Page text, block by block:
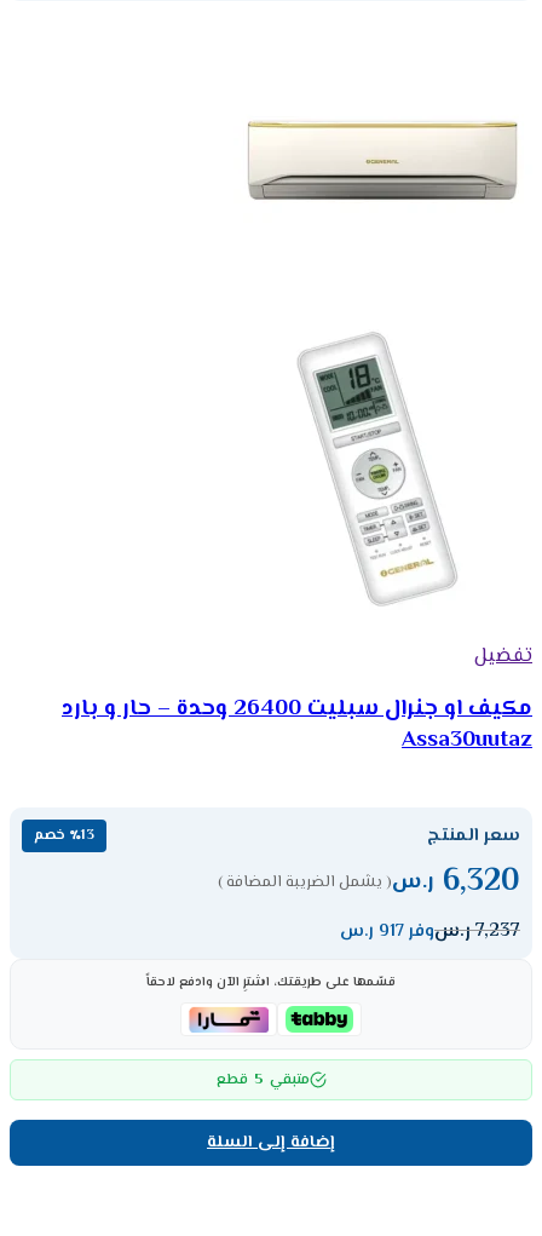
تفضيل
مكيف او جنرال سبليت 26400 وحدة – حار و بارد
Assa30uutaz
سعر المنتج ٪13 خصم
6,320 ر.س( يشمل الضريبة المضافة )
7,237ر.سوفر 917 ر.س
قسّمها على طريقتك، اشترِ الآن وادفع لاحقاً
متبقي 5 قطع
إضافة إلى السلة